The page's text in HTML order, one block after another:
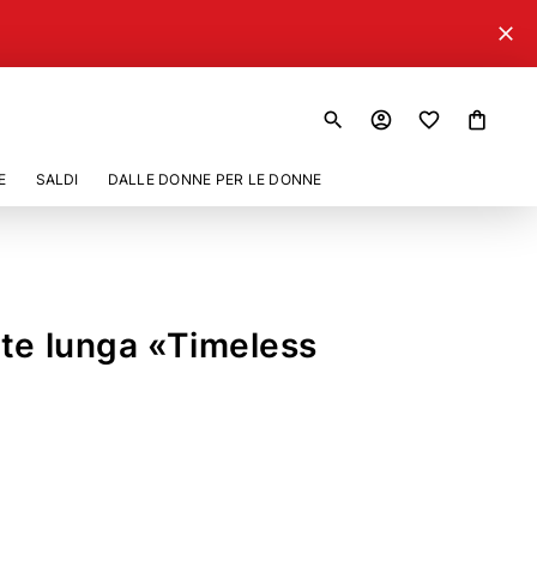
close
search account_circle shopping_bag
SALDI DALLE DONNE PER LE DONNE
lunga «Timeless